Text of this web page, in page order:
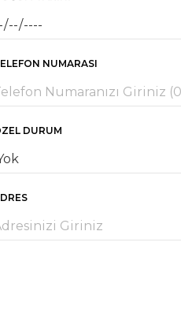
NUMARASI
DURUM